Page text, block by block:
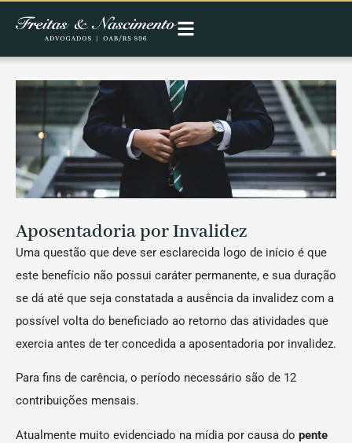
Aposentadoria por Invalidez
Uma questão que deve ser esclarecida logo de início é que
este benefício não possui caráter permanente, e sua duração
se dá até que seja constatada a ausência da invalidez com a
possível volta do beneficiado ao retorno das atividades que
exercia antes de ter concedida a aposentadoria por invalidez.
Para fins de carência, o período necessário são de 12
contribuições mensais.
Atualmente muito evidenciado na mídia por causa do pente